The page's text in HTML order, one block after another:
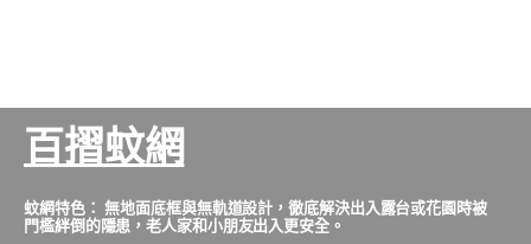
百摺蚊網
蚊網特色： 無地面底框與無軌道設計，徹底解決出入露台或花園時被
門檻絆倒的隱患，老人家和小朋友出入更安全。